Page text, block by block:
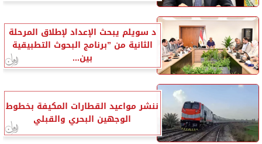
د سويلم يبحث الإعداد لإطلاق المرحلة
الثانية من ”برنامج البحوث التطبيقية
بين...
ننشر مواعيد القطارات المكيفة بخطوط
الوجهين البحري والقبلي